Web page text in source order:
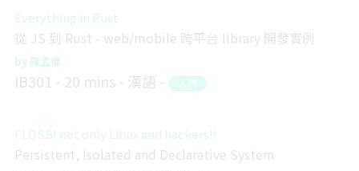
Everything in Rust
從 JS 到 Rust - web/mobile 跨平台 library 開發實例
陳孟偉
IB301 20 mins 漢語 入門
FLOSS! not only Linux and hackers!!
Persistent, Isolated and Declarative System